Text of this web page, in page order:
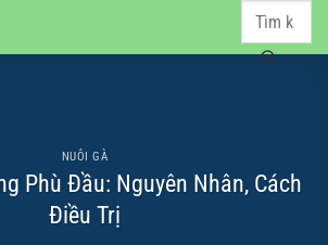
NUÔI GÀ
Phù Đầu: Nguyên Nhân, Cách
Điều Trị